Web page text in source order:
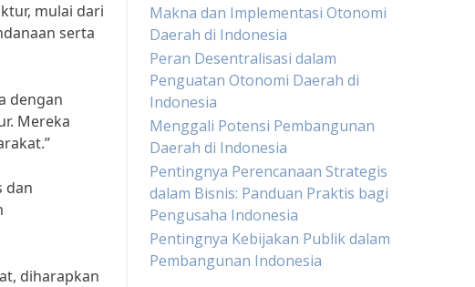
mulai dari
serta
dengan
Mereka
dan
diharapkan
Makna dan Implementasi Otonomi
Daerah di Indonesia
Peran Desentralisasi dalam
Penguatan Otonomi Daerah di
Indonesia
Menggali Potensi Pembangunan
Daerah di Indonesia
Pentingnya Perencanaan Strategis
dalam Bisnis: Panduan Praktis bagi
Pengusaha Indonesia
Pentingnya Kebijakan Publik dalam
Pembangunan Indonesia